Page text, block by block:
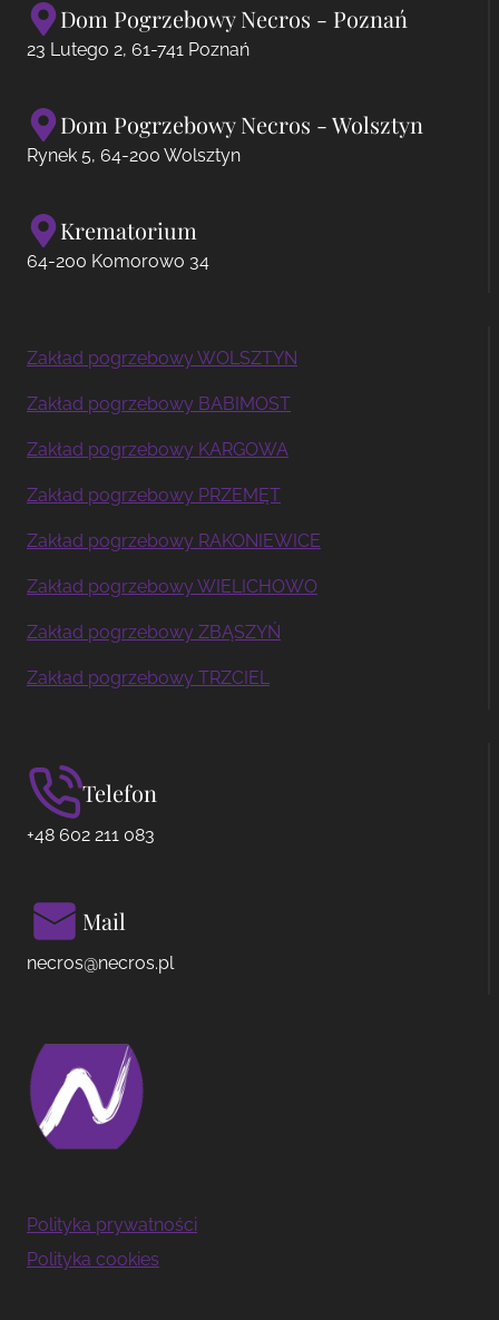
Dom Pogrzebowy Necros - Poznań
23 Lutego 2, 61-741 Poznań
Dom Pogrzebowy Necros - Wolsztyn
Rynek 5, 64-200 Wolsztyn
Krematorium
64-200 Komorowo 34
Zakład pogrzebowy WOLSZTYN
Zakład pogrzebowy BABIMOST
Zakład pogrzebowy KARGOWA
Zakład pogrzebowy PRZEMĘT
Zakład pogrzebowy RAKONIEWICE
Zakład pogrzebowy WIELICHOWO
Zakład pogrzebowy ZBĄSZYŃ
Zakład pogrzebowy TRZCIEL
Telefon
+48 602 211 083
Mail
necros@necros.pl
Polityka prywatności
Polityka cookies